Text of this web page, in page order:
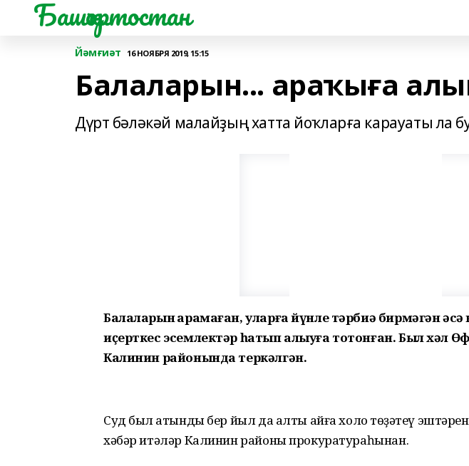
Башҡортостан
Йәмғиәт 16 НОЯБРЯ 2019, 15:15
Балаларын... араҡыға
Дүрт бәләкәй малайҙың хатта йоҡларға карауаты ла
Балаларын ҡарамаған, уларға йүнле тәрбиә бирмәгән әсә
иҫерткес эсемлектәр һатып алыуға тотонған. Был хәл
Калинин районында теркәлгән.
Суд был ҡатынды бер йыл да алты айға холоҡ төҙәтеү
хәбәр итәләр Калинин районы прокуратураһынан.